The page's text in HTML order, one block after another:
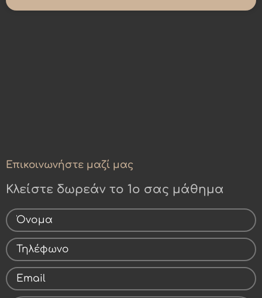
Επικοινωνήστε μαζί μας
Κλείστε δωρεάν το 1ο σας μάθημα